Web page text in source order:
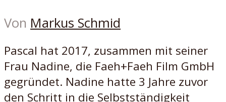
Von Markus Schmid
Pascal hat 2017, zusammen mit seiner
Frau Nadine, die Faeh+Faeh Film GmbH
gegründet. Nadine hatte 3 Jahre zuvor
den Schritt in die Selbstständigkeit